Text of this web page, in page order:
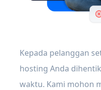
Kepada pelanggan
hosting Anda
waktu. Kami mohon